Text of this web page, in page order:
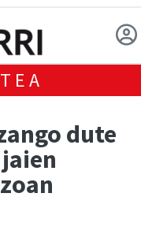
dute